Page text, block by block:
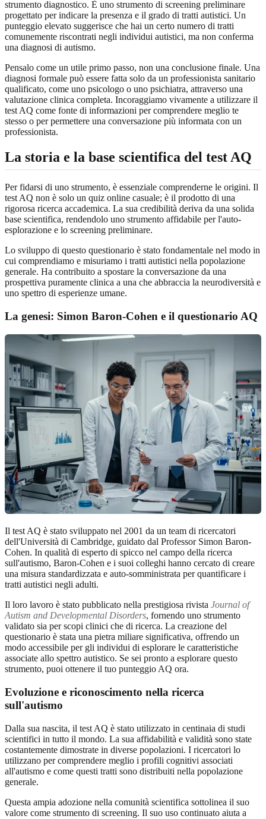
strumento diagnostico. È uno strumento di screening preliminare
progettato per indicare la presenza e il grado di tratti autistici. Un
punteggio elevato suggerisce che hai un certo numero di tratti
comunemente riscontrati negli individui autistici, ma non conferma
una diagnosi di autismo.
Pensalo come un utile primo passo, non una conclusione finale. Una
diagnosi formale può essere fatta solo da un professionista sanitario
qualificato, come uno psicologo o uno psichiatra, attraverso una
valutazione clinica completa. Incoraggiamo vivamente a utilizzare il
test AQ come fonte di informazioni per comprendere meglio te
stesso o per permettere una conversazione più informata con un
professionista.
La storia e la base scientifica del test AQ
Per fidarsi di uno strumento, è essenziale comprenderne le origini. Il
test AQ non è solo un quiz online casuale; è il prodotto di una
rigorosa ricerca accademica. La sua credibilità deriva da una solida
base scientifica, rendendolo uno strumento affidabile per l'auto-
esplorazione e lo screening preliminare.
Lo sviluppo di questo questionario è stato fondamentale nel modo in
cui comprendiamo e misuriamo i tratti autistici nella popolazione
generale. Ha contribuito a spostare la conversazione da una
prospettiva puramente clinica a una che abbraccia la neurodiversità e
uno spettro di esperienze umane.
La genesi: Simon Baron-Cohen e il questionario AQ
Il test AQ è stato sviluppato nel 2001 da un team di ricercatori
dell'Università di Cambridge, guidato dal Professor Simon Baron-
Cohen. In qualità di esperto di spicco nel campo della ricerca
sull'autismo, Baron-Cohen e i suoi colleghi hanno cercato di creare
una misura standardizzata e auto-somministrata per quantificare i
tratti autistici negli adulti.
Il loro lavoro è stato pubblicato nella prestigiosa rivista Journal of
Autism and Developmental Disorders, fornendo uno strumento
validato sia per scopi clinici che di ricerca. La creazione del
questionario è stata una pietra miliare significativa, offrendo un
modo accessibile per gli individui di esplorare le caratteristiche
associate allo spettro autistico. Se sei pronto a esplorare questo
strumento, puoi ottenere il tuo punteggio AQ ora.
Evoluzione e riconoscimento nella ricerca
sull'autismo
Dalla sua nascita, il test AQ è stato utilizzato in centinaia di studi
scientifici in tutto il mondo. La sua affidabilità e validità sono state
costantemente dimostrate in diverse popolazioni. I ricercatori lo
utilizzano per comprendere meglio i profili cognitivi associati
all'autismo e come questi tratti sono distribuiti nella popolazione
generale.
Questa ampia adozione nella comunità scientifica sottolinea il suo
valore come strumento di screening. Il suo uso continuato aiuta a